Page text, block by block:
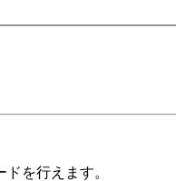
を行えます。